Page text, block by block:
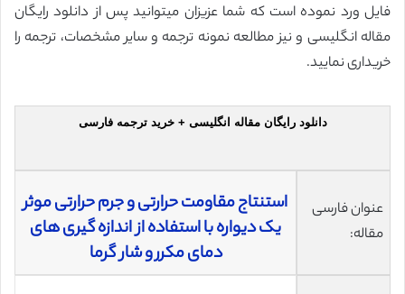
فایل ورد نموده است که شما عزیزان میتوانید پس از دانلود رایگان
مقاله انگلیسی و نیز مطالعه نمونه ترجمه و سایر مشخصات، ترجمه را
خریداری نمایید.
دانلود رایگان مقاله انگلیسی + خرید ترجمه فارسی
عنوان فارسی
مقاله:
استنتاج مقاومت حرارتی و جرم حرارتی موثر
یک دیواره با استفاده از اندازه گیری های
دمای مکرر و شار گرما